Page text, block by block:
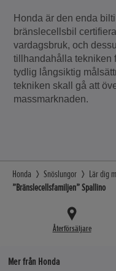
Honda är den enda
bränslecellsbil
vardagsbruk, och
tillhandahålla tekniken
tydlig långsiktig
tekniken skall gå att
massmarknaden.
Honda Snöslungor Lär dig
”Bränslecellsfamiljen” Spallino
Återförsäljare
Mer från Honda